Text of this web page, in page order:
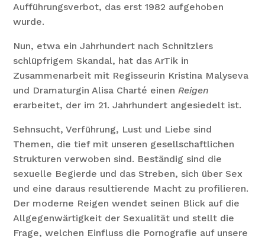
Aufführungsverbot, das erst 1982 aufgehoben
wurde.
Nun, etwa ein Jahrhundert nach Schnitzlers
schlüpfrigem Skandal, hat das ArTik in
Zusammenarbeit mit Regisseurin Kristina Malyseva
und Dramaturgin Alisa Charté einen Reigen
erarbeitet, der im 21. Jahrhundert angesiedelt ist.
Sehnsucht, Verführung, Lust und Liebe sind
Themen, die tief mit unseren gesellschaftlichen
Strukturen verwoben sind. Beständig sind die
sexuelle Begierde und das Streben, sich über Sex
und eine daraus resultierende Macht zu profilieren.
Der moderne Reigen wendet seinen Blick auf die
Allgegenwärtigkeit der Sexualität und stellt die
Frage, welchen Einfluss die Pornografie auf unsere